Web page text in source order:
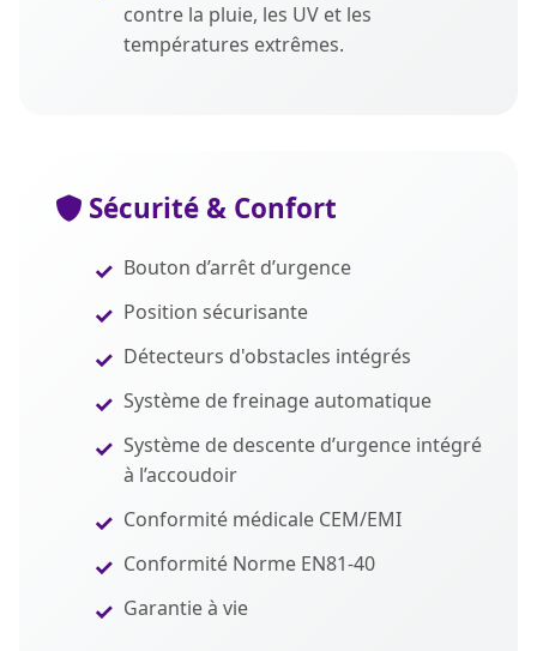
contre la pluie, les UV et les
températures extrêmes.
Sécurité & Confort
Bouton d’arrêt d’urgence
Position sécurisante
Détecteurs d'obstacles intégrés
Système de freinage automatique
Système de descente d’urgence intégré
à l’accoudoir
Conformité médicale CEM/EMI
Conformité Norme EN81-40
Garantie à vie